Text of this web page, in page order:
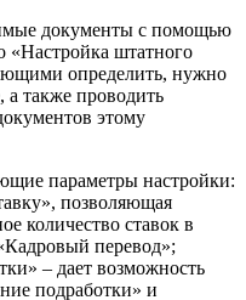
документы с помощью
«Настройка штатного
определить, нужно
а также проводить
этому
параметры настройки:
позволяющая
количество ставок в
перевод»;
– дает возможность
подработки» и